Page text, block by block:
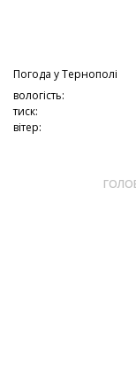
Погода уТернополі
вологість:
тиск:
вітер: